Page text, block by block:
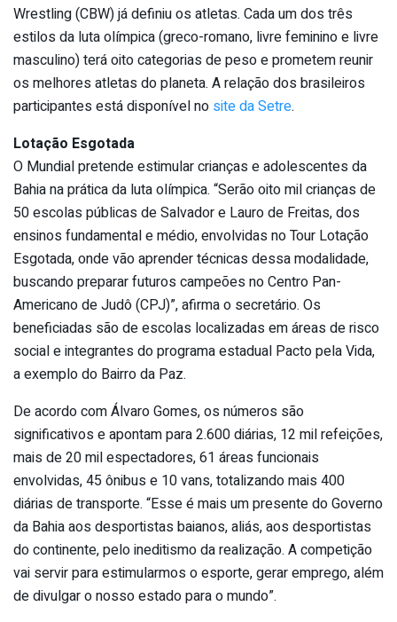
Wrestling (CBW) já definiu os atletas. Cada um dos três
estilos da luta olímpica (greco-romano, livre feminino e livre
masculino) terá oito categorias de peso e prometem reunir
os melhores atletas do planeta. A relação dos brasileiros
participantes está disponível no site da Setre.
Lotação Esgotada
O Mundial pretende estimular crianças e adolescentes da
Bahia na prática da luta olímpica. “Serão oito mil crianças de
50 escolas públicas de Salvador e Lauro de Freitas, dos
ensinos fundamental e médio, envolvidas no Tour Lotação
Esgotada, onde vão aprender técnicas dessa modalidade,
buscando preparar futuros campeões no Centro Pan-
Americano de Judô (CPJ)”, afirma o secretário. Os
beneficiadas são de escolas localizadas em áreas de risco
social e integrantes do programa estadual Pacto pela Vida,
a exemplo do Bairro da Paz.
De acordo com Álvaro Gomes, os números são
significativos e apontam para 2.600 diárias, 12 mil refeições,
mais de 20 mil espectadores, 61 áreas funcionais
envolvidas, 45 ônibus e 10 vans, totalizando mais 400
diárias de transporte. “Esse é mais um presente do Governo
da Bahia aos desportistas baianos, aliás, aos desportistas
do continente, pelo ineditismo da realização. A competição
vai servir para estimularmos o esporte, gerar emprego, além
de divulgar o nosso estado para o mundo”.